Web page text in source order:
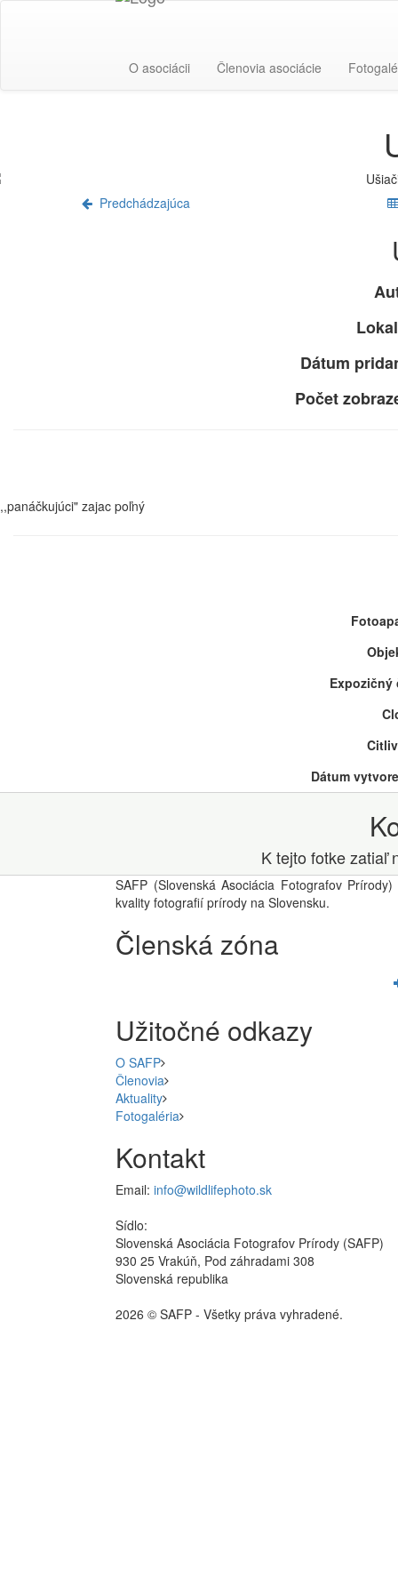
O asociácii Členovia asociácie
Predchádzajúca
Dátum
Počet
,,panáčkujúci" zajac poľný
Expozičný
Dátum
K tejto fotke zatiaľ
SAFP (Slovenská Asociácia Fotografov
kvality fotografií prírody na Slovensku.
Členská zóna
Užitočné odkazy
O SAFP
Členovia
Aktuality
Fotogaléria
Kontakt
Email: info@wildlifephoto.sk
Sídlo:
Slovenská Asociácia Fotografov Prírody (SAFP)
930 25 Vrakúň, Pod záhradami 308
Slovenská republika
2026 © SAFP - Všetky práva vyhradené.